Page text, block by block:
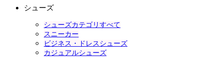
シューズ
シューズカテゴリすべて
スニーカー
ビジネス・ドレスシューズ
カジュアルシューズ